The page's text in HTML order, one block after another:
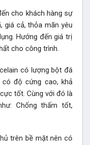
cho khách hàng sự
giá cả, thỏa mãn yêu
Hướng đến giá trị
cho công trình.
có lượng bột đá
có độ cứng cao, khả
tốt. Cùng với đó là
Chống thấm tốt,
trên bề mặt nên có